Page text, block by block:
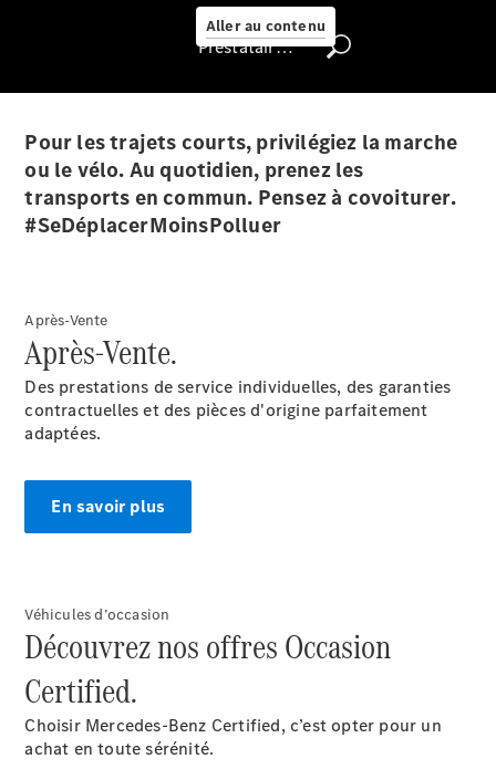
Aller au contenu
véhicule
Rechercher
un
Distributeur
Nous trouver
Rechercher
Distributeur
Prestataire / Protection des données
Pour les trajets courts, privilégiez la marche
ou le vélo. Au quotidien, prenez les
transports en commun. Pensez à covoiturer.
#SeDéplacerMoinsPolluer
Après-Vente
Après-Vente.
Des prestations de service individuelles, des garanties
contractuelles et des pièces d'origine parfaitement
adaptées.
En savoir plus
Véhicules d’occasion
Découvrez nos offres Occasion
Certified.
Choisir Mercedes-Benz Certified, c’est opter pour un
achat en toute sérénité.